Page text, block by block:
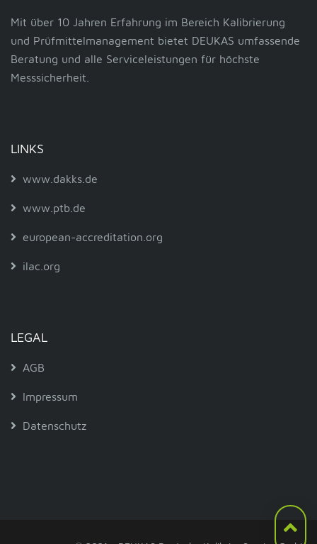
Mit über 10 Jahren Erfahrung im Bereich Kalibrierung
und Prüfmittelmanagement bietet DEUKAS umfassende
Beratung und alle Serviceleistungen für höchste
Messsicherheit.
LINKS
www.dakks.de
www.ptb.de
european-accreditation.org
ilac.org
LEGAL
AGB
Impressum
Datenschutz